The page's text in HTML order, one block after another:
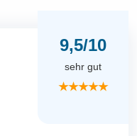
9,5/10
sehr gut
★★★★★